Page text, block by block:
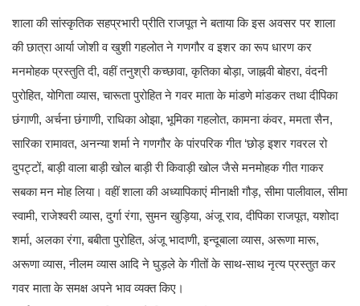
शाला की सांस्कृतिक सहप्रभारी प्रीति राजपूत ने बताया कि इस अवसर पर शाला
की छात्रा आर्या जोशी व खुशी गहलोत ने गणगौर व इशर का रूप धारण कर
मनमोहक प्रस्तुति दी, वहीं तनुश्री कच्छावा, कृतिका बोड़ा, जाह्नवी बोहरा, वंदनी
पुरोहित, योगिता व्यास, चारूता पुरोहित ने गवर माता के मांडणे मांडकर तथा दीपिका
छंगाणी, अर्चना छंगाणी, राधिका ओझा, भूमिका गहलोत, कामना कंवर, ममता सैन,
सारिका रामावत, अनन्या शर्मा ने गणगौर के पांरपरिक गीत ‘छोड़ इशर गवरल रो
दुपट्टों, बाड़ी वाला बाड़ी खोल बाड़ी री किवाड़ी खोल जैसे मनमोहक गीत गाकर
सबका मन मोह लिया। वहीं शाला की अध्यापिकाएं मीनाक्षी गौड़, सीमा पालीवाल, सीमा
स्वामी, राजेश्वरी व्यास, दुर्गा रंगा, सुमन खुड़िया, अंजू राव, दीपिका राजपूत, यशोदा
शर्मा, अलका रंगा, बबीता पुरोहित, अंजू भादाणी, इन्दूबाला व्यास, अरूणा मारू,
अरूणा व्यास, नीलम व्यास आदि ने घुड़ले के गीतों के साथ-साथ नृत्य प्रस्तुत कर
गवर माता के समक्ष अपने भाव व्यक्त किए।